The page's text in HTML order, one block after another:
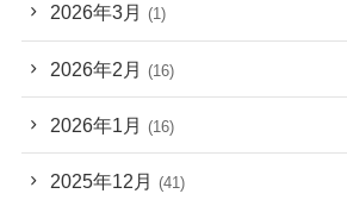
2026年3月 (1)
2026年2月 (16)
2026年1月 (16)
2025年12月 (41)